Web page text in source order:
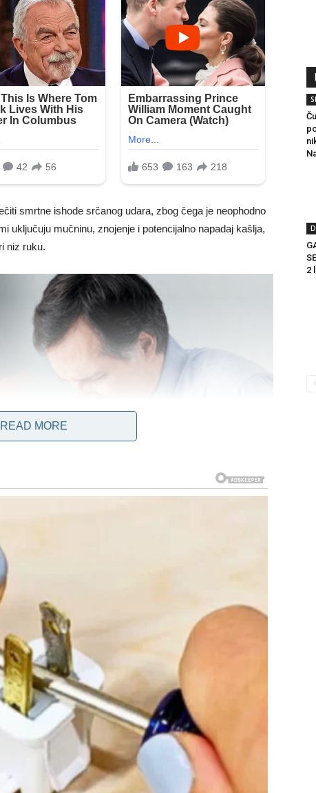
smrtne ishode srčanog udara, zbog čega je neophodno
uključuju mučninu, znojenje i potencijalno napadaj kašlja,
niz ruku.
to je lijeva ruka; međutim, medicinski stručnjaci
ozbiljno. Osim toga, nelagoda koja se širi u vrat i donju
READ MORE
2